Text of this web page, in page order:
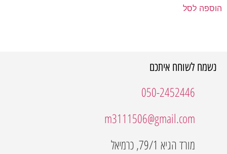
הוספה לסל
נשמח לשוחח איתכם
050-2452446
m3111506@gmail.com
מורד הגיא 79/1, כרמיאל